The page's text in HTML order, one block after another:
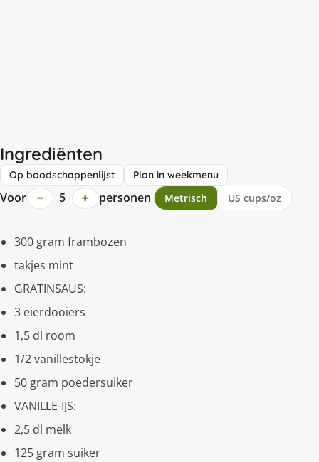
Ingrediënten
Op boodschappenlijst Plan in weekmenu
Voor − 5 + personen Metrisch US cups/oz
300 gram frambozen
takjes mint
GRATINSAUS:
3 eierdooiers
1,5 dl room
1/2 vanillestokje
50 gram poedersuiker
VANILLE-IJS:
2,5 dl melk
125 gram suiker